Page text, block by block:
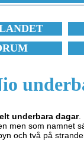
underbara dagar.
men som namnet
och två på